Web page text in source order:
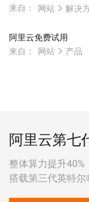
来自：
网站 解决
阿里云免费试用
来自：
网站 产品
阿里云第七
整体算力提升40%
搭载第三代英特尔